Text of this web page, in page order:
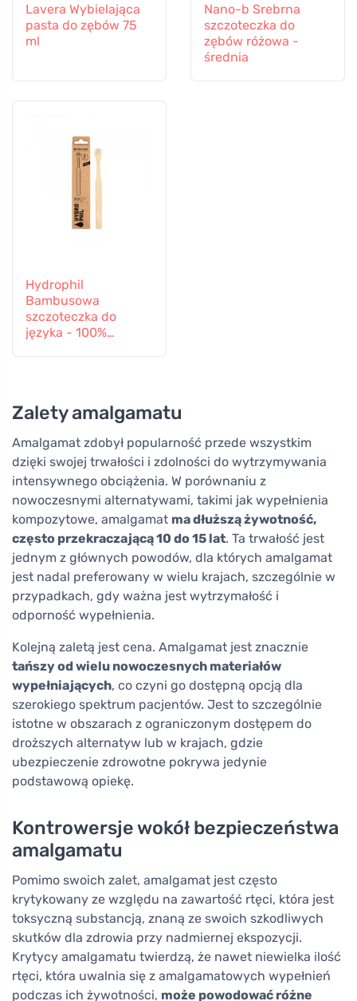
Lavera Wybielająca
pasta do zębów 75
ml
Nano-b Srebrna
szczoteczka do
zębów różowa -
średnia
Hydrophil
Bambusowa
szczoteczka do
języka - 100%
Zalety amalgamatu
Amalgamat zdobył popularność przede wszystkim
dzięki swojej trwałości i zdolności do wytrzymywania
intensywnego obciążenia. W porównaniu z
nowoczesnymi alternatywami, takimi jak wypełnienia
kompozytowe, amalgamat ma dłuższą żywotność,
często przekraczającą 10 do 15 lat. Ta trwałość jest
jednym z głównych powodów, dla których amalgamat
jest nadal preferowany w wielu krajach, szczególnie w
przypadkach, gdy ważna jest wytrzymałość i
odporność wypełnienia.
Kolejną zaletą jest cena. Amalgamat jest znacznie
tańszy od wielu nowoczesnych materiałów
wypełniających, co czyni go dostępną opcją dla
szerokiego spektrum pacjentów. Jest to szczególnie
istotne w obszarach z ograniczonym dostępem do
droższych alternatyw lub w krajach, gdzie
ubezpieczenie zdrowotne pokrywa jedynie
podstawową opiekę.
Kontrowersje wokół bezpieczeństwa
amalgamatu
Pomimo swoich zalet, amalgamat jest często
krytykowany ze względu na zawartość rtęci, która jest
toksyczną substancją, znaną ze swoich szkodliwych
skutków dla zdrowia przy nadmiernej ekspozycji.
Krytycy amalgamatu twierdzą, że nawet niewielka ilość
rtęci, która uwalnia się z amalgamatowych wypełnień
podczas ich żywotności, może powodować różne